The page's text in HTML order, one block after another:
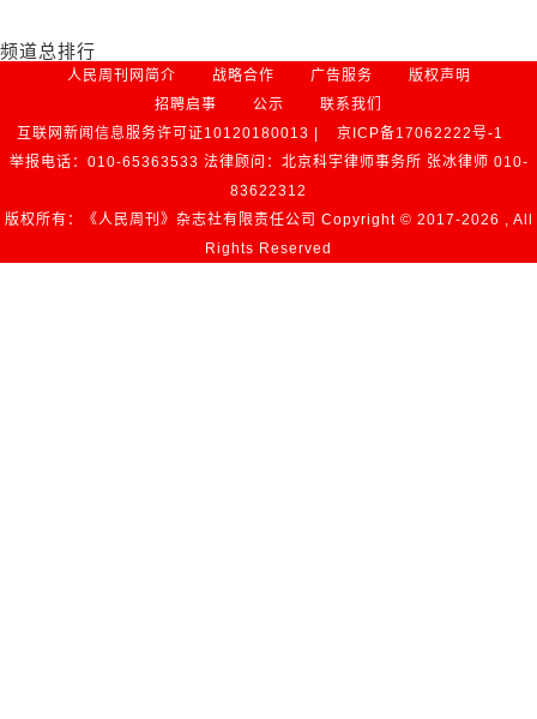
频道总排行
人民周刊网简介 战略合作 广告服务
版权声明
招聘启事
公示
联系我们
互联网新闻信息服务许可证10120180013 |
京ICP备17062222号-1
举报电话：010-65363533 法律顾问：北京科宇律师事务所 张冰律师 010-
83622312
版权所有：《人民周刊》杂志社有限责任公司 Copyright © 2017-2026 , All
Rights Reserved